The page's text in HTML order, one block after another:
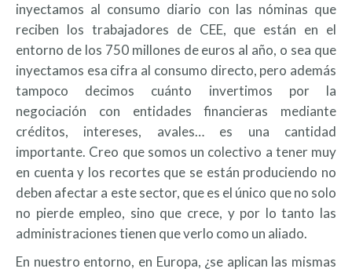
inyectamos al consumo diario con las nóminas que
reciben los trabajadores de CEE, que están en el
entorno de los 750 millones de euros al año, o sea que
inyectamos esa cifra al consumo directo, pero además
tampoco decimos cuánto invertimos por la
negociación con entidades financieras mediante
créditos, intereses, avales… es una cantidad
importante. Creo que somos un colectivo a tener muy
en cuenta y los recortes que se están produciendo no
deben afectar a este sector, que es el único que no solo
no pierde empleo, sino que crece, y por lo tanto las
administraciones tienen que verlo como un aliado.
En nuestro entorno, en Europa, ¿se aplican las mismas